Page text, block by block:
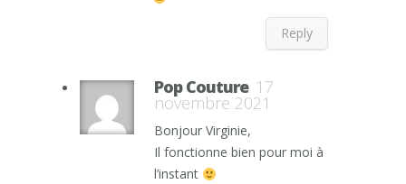
Reply
Pop Couture 17
novembre 2021
Bonjour Virginie,
Il fonctionne bien pour moi à
l’instant